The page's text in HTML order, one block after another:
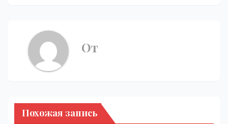
От
Похожая запись